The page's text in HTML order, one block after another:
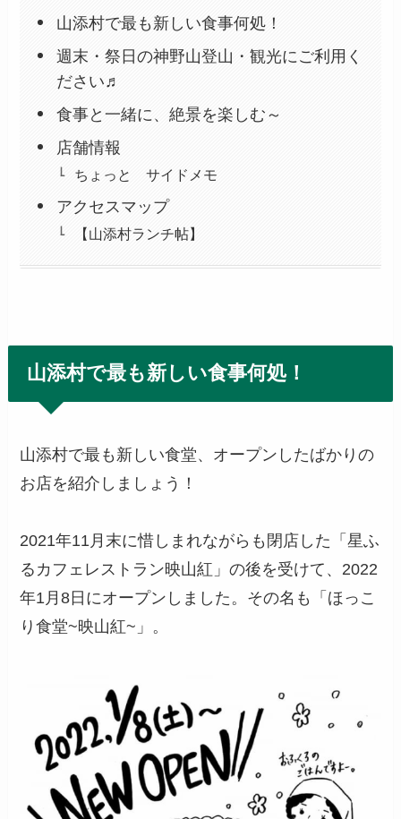
山添村で最も新しい食事何処！
週末・祭日の神野山登山・観光にご利用く
ださい♬
食事と一緒に、絶景を楽しむ～
店舗情報
ちょっと サイドメモ
アクセスマップ
【山添村ランチ帖】
山添村で最も新しい食事何処！
山添村で最も新しい食堂、オープンしたばかりの
お店を紹介しましょう！
2021年11月末に惜しまれながらも閉店した「星ふ
るカフェレストラン映山紅」の後を受けて、2022
年1月8日にオープンしました。その名も「ほっこ
り食堂~映山紅~」。